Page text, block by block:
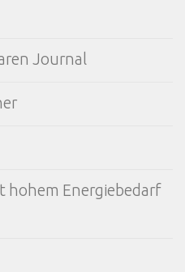
Journal
hohem Energiebedarf